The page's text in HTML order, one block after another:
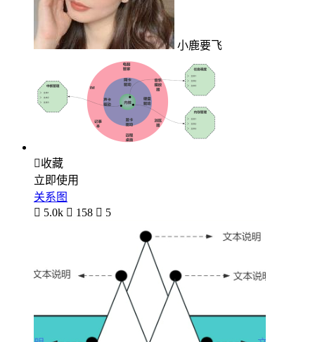
小鹿要飞
收藏
立即使用
关系图
 5.0k  158  5